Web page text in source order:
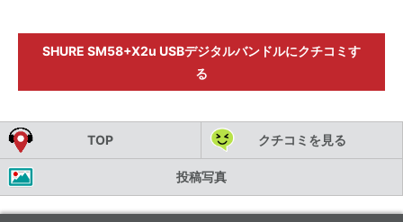
SHURE SM58+X2u USBデジタルバンドルにクチコミす
る
TOP クチコミを見る
投稿写真